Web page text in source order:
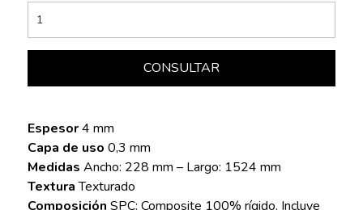
CONSULTAR
Espesor4 mm
Capa de uso 0,3 mm
Medidas Ancho: 228 mm – Largo: 1524 mm
TexturaTexturado
Composición SPC: Composite 100% rígido. Incluye